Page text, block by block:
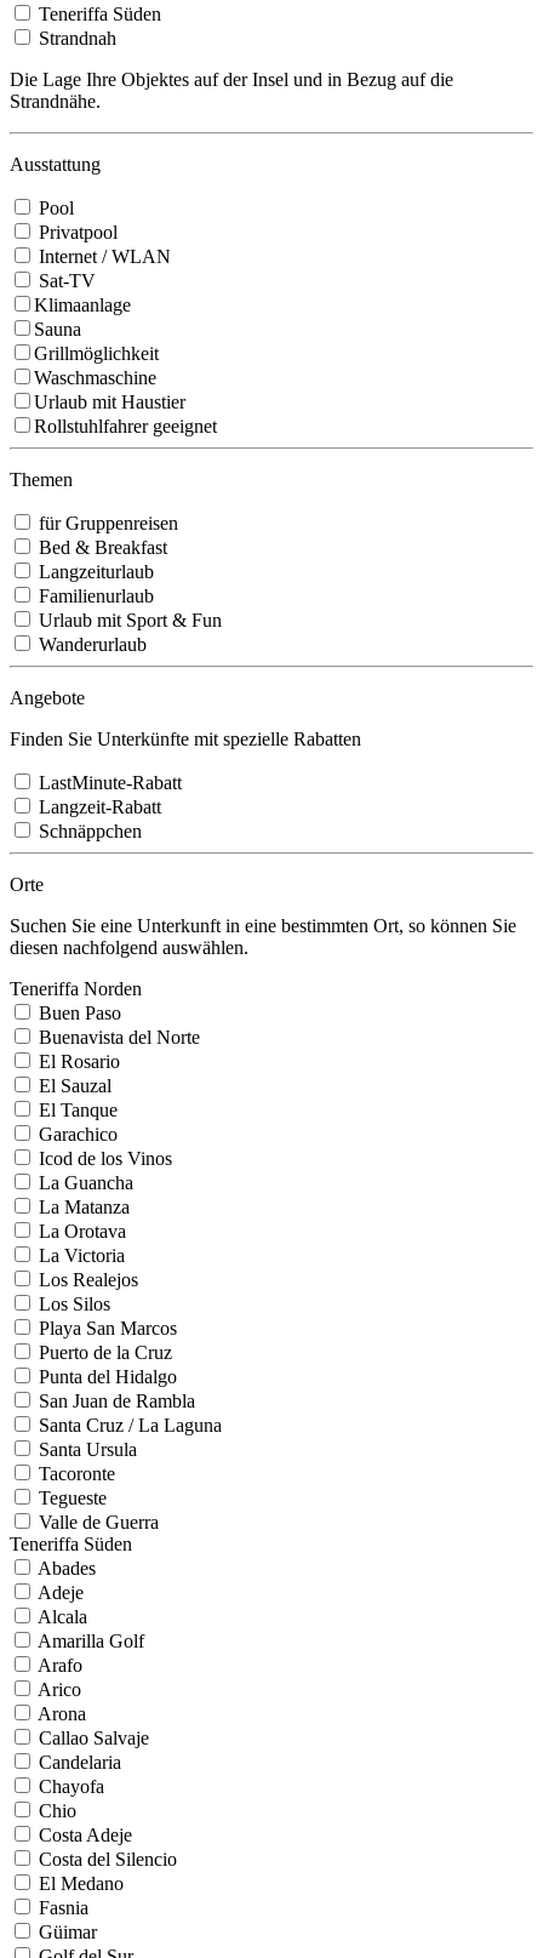
Teneriffa Süden
Strandnah
Die Lage Ihre Objektes auf der Insel und in Bezug auf die
Strandnähe.
Ausstattung
Pool
Privatpool
Internet / WLAN
Sat-TV
Klimaanlage
Sauna
Grillmöglichkeit
Waschmaschine
Urlaub mit Haustier
Rollstuhlfahrer geeignet
Themen
für Gruppenreisen
Bed & Breakfast
Langzeiturlaub
Familienurlaub
Urlaub mit Sport & Fun
Wanderurlaub
Angebote
Finden Sie Unterkünfte mit spezielle Rabatten
LastMinute-Rabatt
Langzeit-Rabatt
Schnäppchen
Orte
Suchen Sie eine Unterkunft in eine bestimmten Ort, so können Sie
diesen nachfolgend auswählen.
Teneriffa Norden
Buen Paso
Buenavista del Norte
El Rosario
El Sauzal
El Tanque
Garachico
Icod de los Vinos
La Guancha
La Matanza
La Orotava
La Victoria
Los Realejos
Los Silos
Playa San Marcos
Puerto de la Cruz
Punta del Hidalgo
San Juan de Rambla
Santa Cruz / La Laguna
Santa Ursula
Tacoronte
Tegueste
Valle de Guerra
Teneriffa Süden
Abades
Adeje
Alcala
Amarilla Golf
Arafo
Arico
Arona
Callao Salvaje
Candelaria
Chayofa
Chio
Costa Adeje
Costa del Silencio
El Medano
Fasnia
Güimar